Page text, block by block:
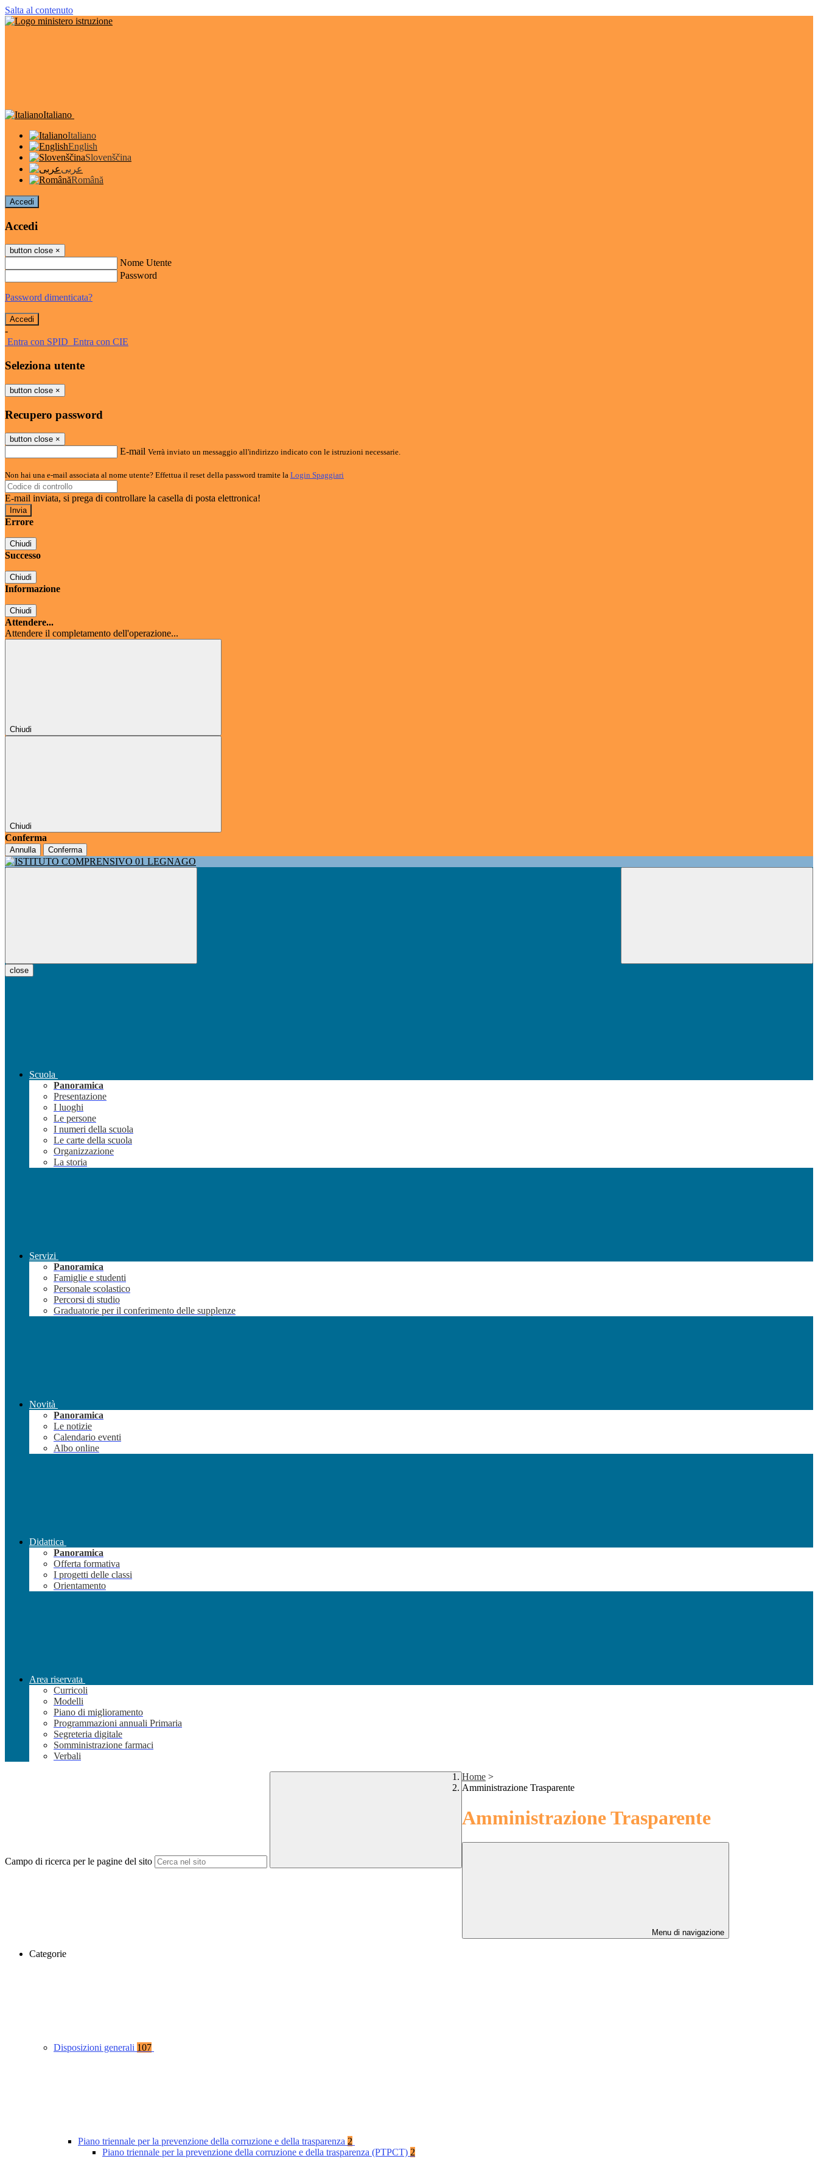
Salta al contenuto
Italiano
Italiano
English
Slovenščina
عربى
Română
Accedi
Accedi
button close ×
Nome Utente
Password
Password dimenticata?
-
Entra con SPID Entra con CIE
Seleziona utente
button close ×
Recupero password
button close ×
E-mail Verrà inviato un messaggio all'indirizzo indicato con le istruzioni necessarie.
Non hai una e-mail associata al nome utente? Effettua il reset della password tramite la Login Spaggiari
E-mail inviata, si prega di controllare la casella di posta elettronica!
Errore
Chiudi
Successo
Chiudi
Informazione
Chiudi
Attendere...
Attendere il completamento dell'operazione...
Chiudi
Chiudi
Conferma
Annulla Conferma
close
Scuola
Panoramica
Presentazione
I luoghi
Le persone
I numeri della scuola
Le carte della scuola
Organizzazione
La storia
Servizi
Panoramica
Famiglie e studenti
Personale scolastico
Percorsi di studio
Graduatorie per il conferimento delle supplenze
Novità
Panoramica
Le notizie
Calendario eventi
Albo online
Didattica
Panoramica
Offerta formativa
I progetti delle classi
Orientamento
Area riservata
Curricoli
Modelli
Piano di miglioramento
Programmazioni annuali Primaria
Segreteria digitale
Somministrazione farmaci
Verbali
Campo di ricerca per le pagine del sito
Home >
Amministrazione Trasparente
Amministrazione Trasparente
Menu di navigazione
Categorie
Disposizioni generali 107
Piano triennale per la prevenzione della corruzione e della trasparenza 2
Piano triennale per la prevenzione della corruzione e della trasparenza (PTPCT) 2